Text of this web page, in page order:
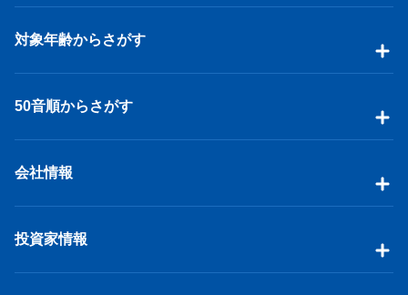
対象年齢からさがす
50音順からさがす
会社情報
投資家情報